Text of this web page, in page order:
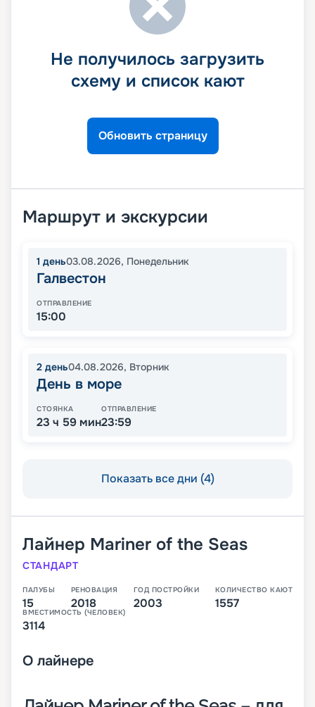
Не получилось загрузить
схему и список кают
Обновить страницу
Маршрут и экскурсии
1 день03.08.2026, Понедельник
Галвестон
ОТПРАВЛЕНИЕ
15:00
2 день04.08.2026, Вторник
День в море
СТОЯНКА
23 ч 59 мин
ОТПРАВЛЕНИЕ
23:59
Показать все дни (4)
Лайнер Mariner of the Seas
СТАНДАРТ
ПАЛУБЫ
15
РЕНОВАЦИЯ
2018
ГОД ПОСТРОЙКИ
2003
КОЛИЧЕСТВО КАЮТ
1557
ВМЕСТИМОСТЬ (ЧЕЛОВЕК)
3114
О лайнере